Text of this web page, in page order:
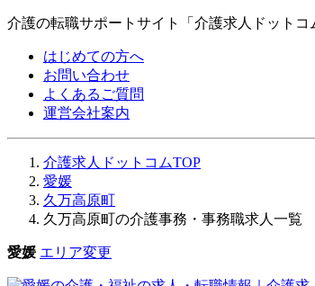
介護の転職サポートサイト「介護求人ドット
はじめての方へ
お問い合わせ
よくあるご質問
運営会社案内
介護求人ドットコムTOP
愛媛
久万高原町
久万高原町の介護事務・事務職求人一覧
愛媛 エリア変更